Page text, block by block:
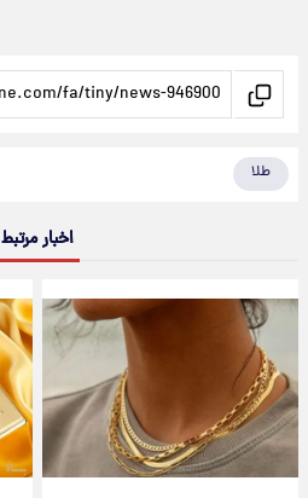
طلا
اخبار مرتبط